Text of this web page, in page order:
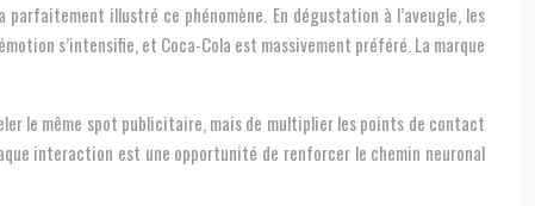
illustré ce phénomène. En dégustation à l’aveugle, les
s’intensifie, et Coca-Cola est massivement préféré. La marque
le même spot publicitaire, mais de multiplier les points de contact
interaction est une opportunité de renforcer le chemin neuronal